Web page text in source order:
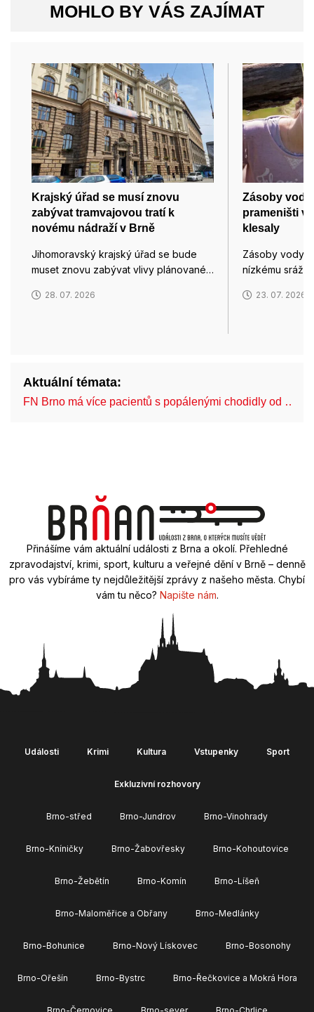
MOHLO BY VÁS ZAJÍMAT
Krajský úřad se musí znovu
zabývat tramvajovou tratí k
novému nádraží v Brně
Jihomoravský krajský úřad se bude
muset znovu zabývat vlivy plánované…
28. 07. 2026
Zásoby
prameništi v
klesaly
Zásoby vody
nízkému
23. 07. 2026
Aktuální témata:
FN Brno má více pacientů s popálenými chodidly od …
Přinášíme vám aktuální události z Brna a okolí. Přehledné
zpravodajství, krimi, sport, kulturu a veřejné dění v Brně – denně
pro vás vybíráme ty nejdůležitější zprávy z našeho města. Chybí
vám tu něco? Napište nám.
Události Krimi Kultura Vstupenky Sport
Exkluzivní rozhovory
Brno-střed Brno-Jundrov Brno-Vinohrady
Brno-Kníničky Brno-Žabovřesky Brno-Kohoutovice
Brno-Žebětín Brno-Komín Brno-Líšeň
Brno-Maloměřice a Obřany Brno-Medlánky
Brno-Bohunice Brno-Nový Lískovec Brno-Bosonohy
Brno-Ořešín Brno-Bystrc Brno-Řečkovice a Mokrá Hora